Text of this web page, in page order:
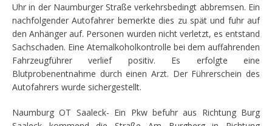
Uhr in der Naumburger Straße verkehrsbedingt abbremsen. Ein
nachfolgender Autofahrer bemerkte dies zu spät und fuhr auf
den Anhänger auf. Personen wurden nicht verletzt, es entstand
Sachschaden. Eine Atemalkoholkontrolle bei dem auffahrenden
Fahrzeugführer verlief positiv. Es erfolgte eine
Blutprobenentnahme durch einen Arzt. Der Führerschein des
Autofahrers wurde sichergestellt.
Naumburg OT Saaleck- Ein Pkw befuhr aus Richtung Burg